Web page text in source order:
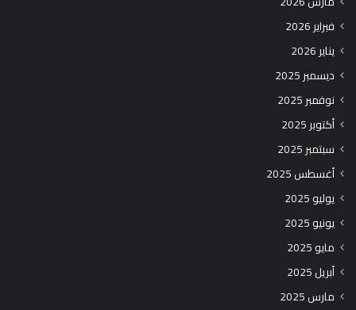
فبراير 2026
يناير 2026
ديسمبر 2025
نوفمبر 2025
أكتوبر 2025
سبتمبر 2025
أغسطس 2025
يوليو 2025
يونيو 2025
مايو 2025
أبريل 2025
مارس 2025